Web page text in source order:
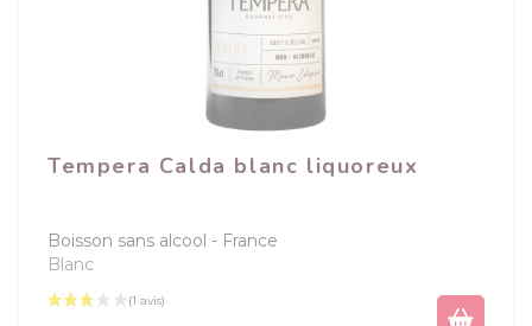
Tempera Calda blanc liquoreux
Boisson sans alcool
France
Blanc